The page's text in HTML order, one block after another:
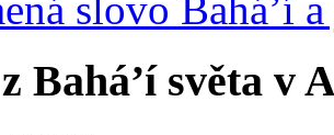
Bahá’í světa v